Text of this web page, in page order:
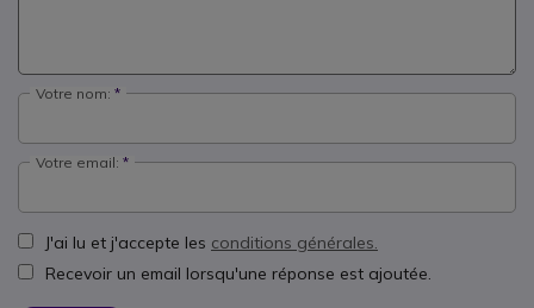
Votre nom:
Votre email:
J'ai lu et j'accepte les conditions générales.
Recevoir un email lorsqu'une réponse est ajoutée.